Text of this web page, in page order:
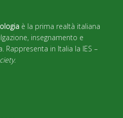
è la prima realtà italiana
insegnamento e
Rappresenta in Italia la IES –
.